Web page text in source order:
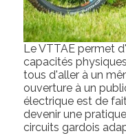
Le VTTAE permet
capacités
tous d'aller à un
ouverture à un
électrique est de
devenir une
circuits gardois